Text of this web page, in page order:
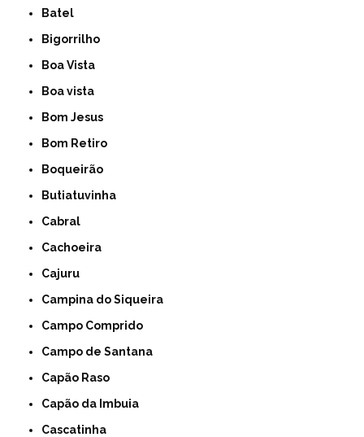
Batel
Bigorrilho
Boa Vista
Boa vista
Bom Jesus
Bom Retiro
Boqueirão
Butiatuvinha
Cabral
Cachoeira
Cajuru
Campina do Siqueira
Campo Comprido
Campo de Santana
Capão Raso
Capão da Imbuia
Cascatinha